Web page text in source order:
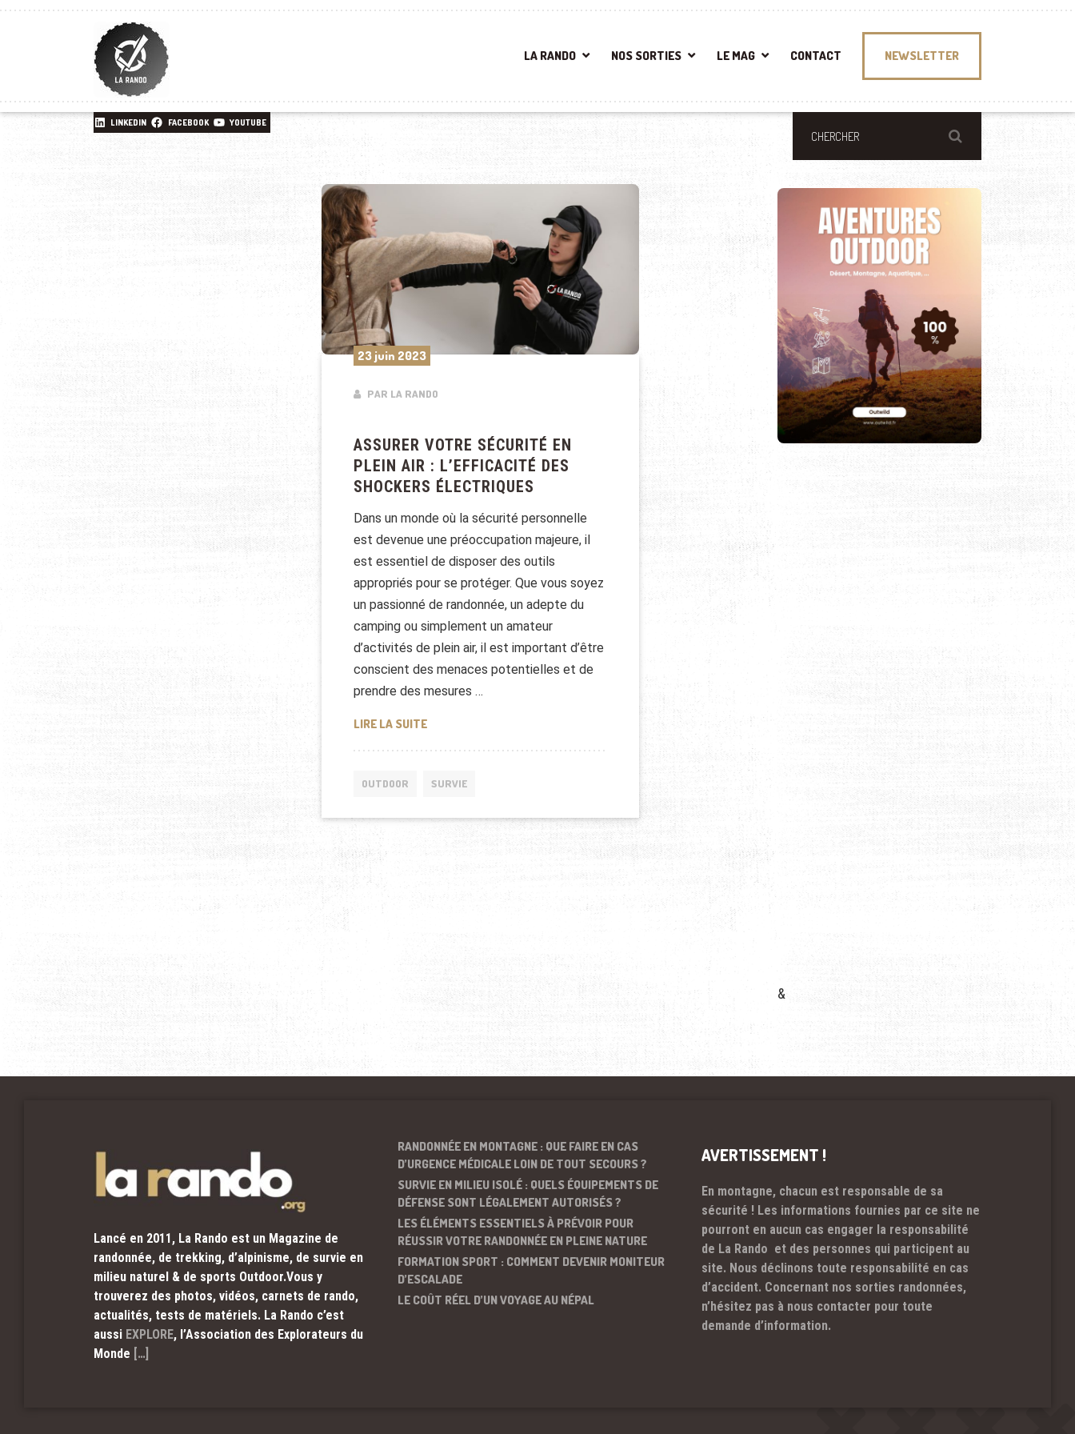
LA RANDO NOS SORTIES LE MAG CONTACT NEWSLETTER
LINKEDIN FACEBOOK YOUTUBE
23 juin 2023
PAR LA RANDO
ASSURER VOTRE SÉCURITÉ EN
PLEIN AIR : L’EFFICACITÉ DES
SHOCKERS ÉLECTRIQUES
Dans un monde où la sécurité personnelle
est devenue une préoccupation majeure, il
est essentiel de disposer des outils
appropriés pour se protéger. Que vous soyez
un passionné de randonnée, un adepte du
camping ou simplement un amateur
d’activités de plein air, il est important d’être
conscient des menaces potentielles et de
prendre des mesures …
LIRE LA SUITEASSURER VOTRE SÉCURITÉ EN PLEIN AIR : L’EFFICACITÉ DES SHOCKERS ÉLECTRIQUES
OUTDOOR SURVIE
&
Lancé en 2011, La Rando est un Magazine de
randonnée, de trekking, d’alpinisme, de survie en
milieu naturel & de sports Outdoor.Vous y
trouverez des photos, vidéos, carnets de rando,
actualités, tests de matériels. La Rando c’est
aussi EXPLORE, l’Association des Explorateurs du
Monde […]
RANDONNÉE EN MONTAGNE : QUE FAIRE EN CAS
D’URGENCE MÉDICALE LOIN DE TOUT SECOURS ?
SURVIE EN MILIEU ISOLÉ : QUELS ÉQUIPEMENTS DE
DÉFENSE SONT LÉGALEMENT AUTORISÉS ?
LES ÉLÉMENTS ESSENTIELS À PRÉVOIR POUR
RÉUSSIR VOTRE RANDONNÉE EN PLEINE NATURE
FORMATION SPORT : COMMENT DEVENIR MONITEUR
D’ESCALADE
LE COÛT RÉEL D’UN VOYAGE AU NÉPAL
AVERTISSEMENT !
En montagne, chacun est responsable de sa
sécurité ! Les informations fournies par ce site ne
pourront en aucun cas engager la responsabilité
de La Rando et des personnes qui participent au
site. Nous déclinons toute responsabilité en cas
d’accident. Concernant nos sorties randonnées,
n’hésitez pas à nous contacter pour toute
demande d’information.